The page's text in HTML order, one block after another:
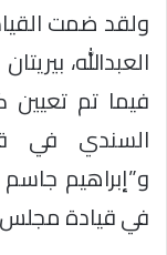
ولقد ضمت
العبدالله،
فيما تم
السندي في
و”إبراهيم
في قيادة